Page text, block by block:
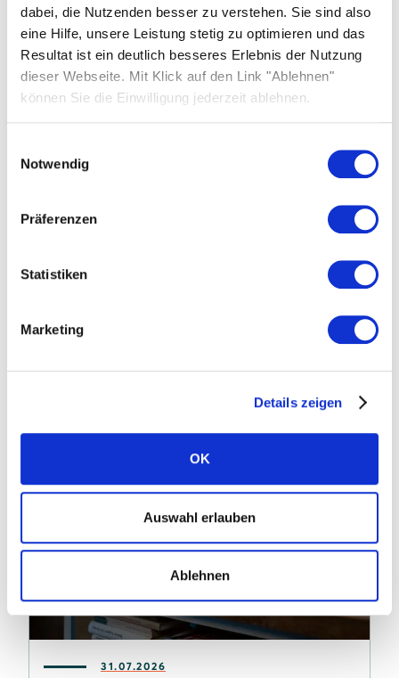
dabei, die Nutzenden besser zu verstehen. Sie sind also
eine Hilfe, unsere Leistung stetig zu optimieren und das
Resultat ist ein deutlich besseres Erlebnis der Nutzung
dieser Webseite. Mit Klick auf den Link "Ablehnen"
können Sie die Einwilligung jederzeit ablehnen.
Notwendig
Präferenzen
Statistiken
Marketing
Details zeigen
OK
Auswahl erlauben
Ablehnen
Vice President bei Solarwatt
31.07.2026